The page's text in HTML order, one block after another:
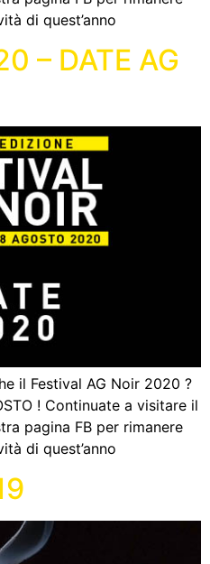
di quest’anno
– DATE AG
il Festival AG Noir 2020 ?️
! Continuate a visitare il
pagina FB per rimanere
di quest’anno